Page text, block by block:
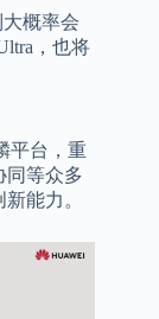
大概率会
，也将
平台，重
同等众多
能力。